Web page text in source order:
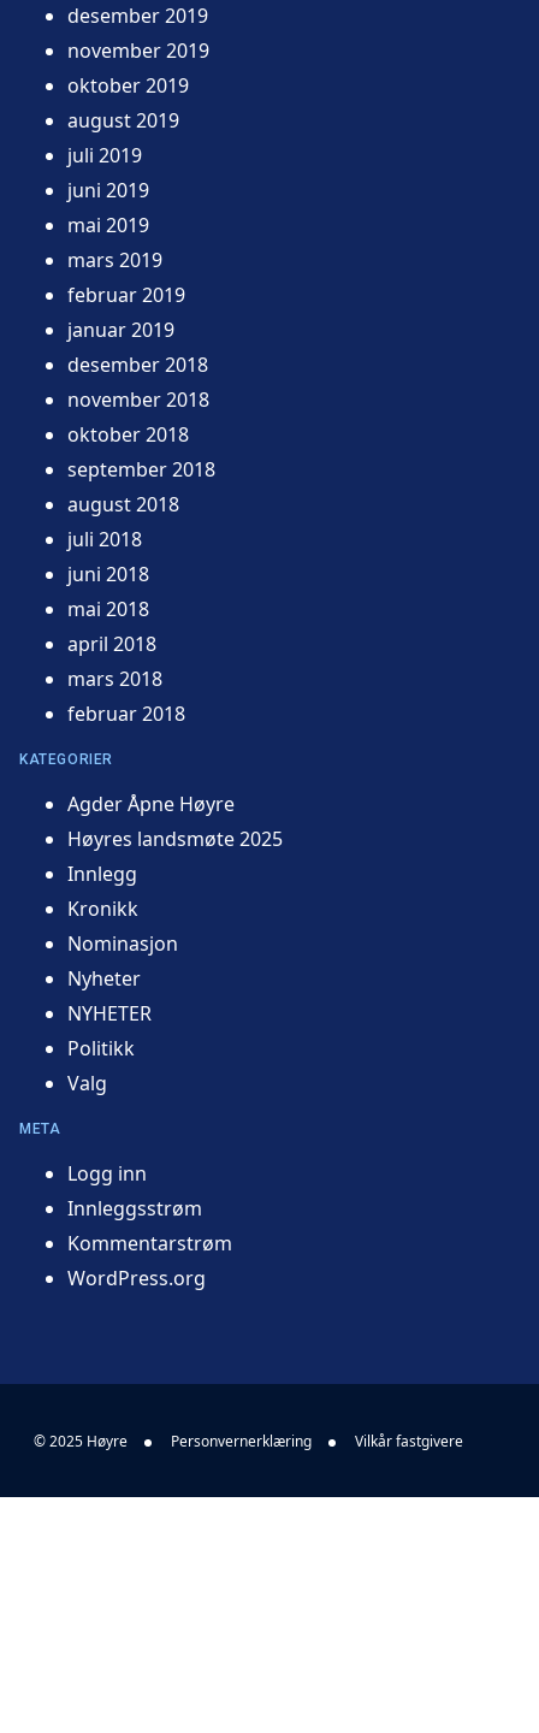
desember 2019
november 2019
oktober 2019
august 2019
juli 2019
juni 2019
mai 2019
mars 2019
februar 2019
januar 2019
desember 2018
november 2018
oktober 2018
september 2018
august 2018
juli 2018
juni 2018
mai 2018
april 2018
mars 2018
februar 2018
KATEGORIER
Agder Åpne Høyre
Høyres landsmøte 2025
Innlegg
Kronikk
Nominasjon
Nyheter
NYHETER
Politikk
Valg
META
Logg inn
Innleggsstrøm
Kommentarstrøm
WordPress.org
© 2025 Høyre Personvernerklæring Vilkår fastgivere